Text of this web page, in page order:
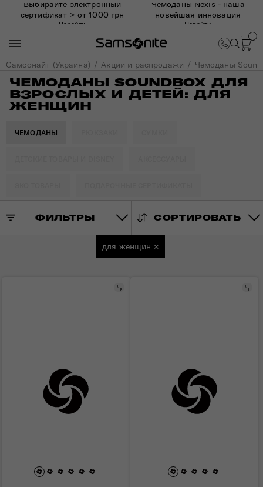
Выбирайте электронный
сертификат > от 1000 грн
Перейти
Чемоданы Nexis - наша
новейшая инновация
Перейти
Самсонайт (Украина) Акции и распродажи Чемоданы
ЧЕМОДАНЫ SOUNDBOX ДЛЯ
ВЗРОСЛЫХ И ДЕТЕЙ: ДЛЯ
ЖЕНЩИН
ЧЕМОДАНЫ
ФИЛЬТРЫ СОРТИРОВАТЬ
для женщин ×
Сравнить